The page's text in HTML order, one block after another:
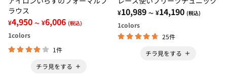
ラウス
¥4,950 ～ ¥6,006 (税込)
1colors
1件
チラ見をする
¥10,989 ～ ¥14,190 (税込)
1colors
25件
チラ見をする